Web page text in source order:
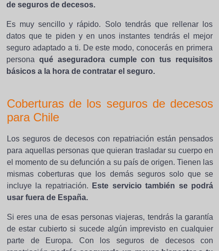
de seguros de decesos.
Es muy sencillo y rápido. Solo tendrás que rellenar los
datos que te piden y en unos instantes tendrás el mejor
seguro adaptado a ti. De este modo, conocerás en primera
persona qué aseguradora cumple con tus requisitos
básicos a la hora de contratar el seguro.
Coberturas de los seguros de decesos
para Chile
Los seguros de decesos con repatriación están pensados
para aquellas personas que quieran trasladar su cuerpo en
el momento de su defunción a su país de origen. Tienen las
mismas coberturas que los demás seguros solo que se
incluye la repatriación.
Este servicio también se podrá
usar fuera de España.
Si eres una de esas personas viajeras, tendrás la garantía
de estar cubierto si sucede algún imprevisto en cualquier
parte de Europa. Con los seguros de decesos con